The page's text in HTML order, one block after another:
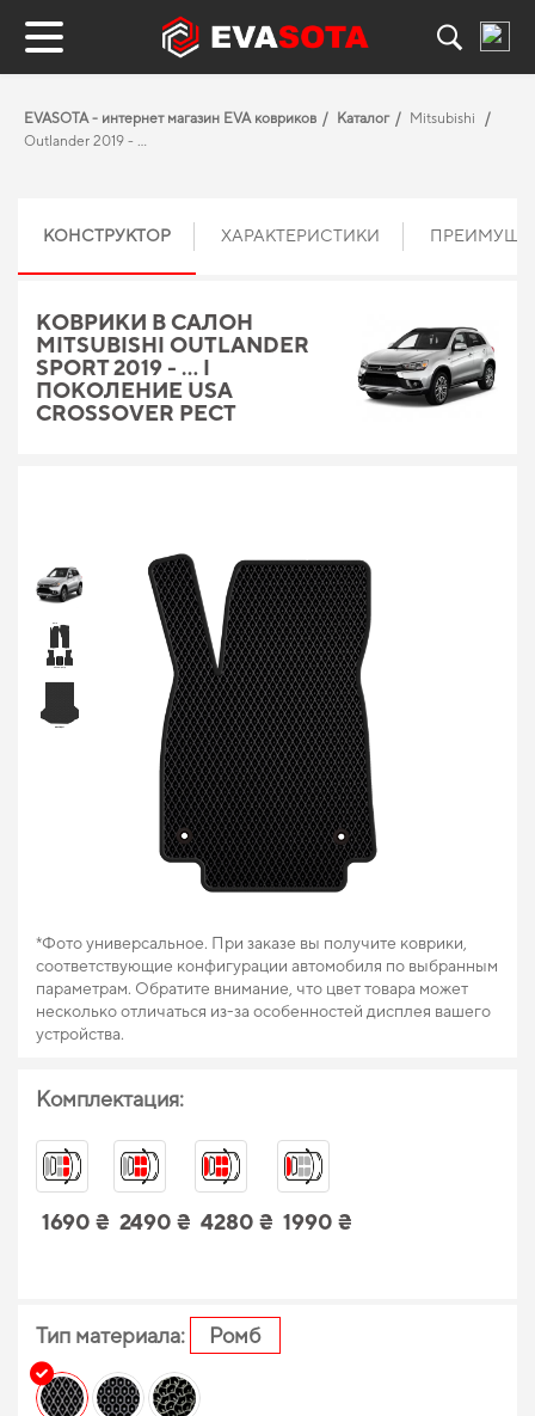
EVASOTA - интернет магазин EVA ковриков Каталог
Mitsubishi
Outlander 2019 - …
КОНСТРУКТОР ХАРАКТЕРИСТИКИ
КОВРИКИ В САЛОН
MITSUBISHI OUTLANDER
SPORT 2019 - … I
ПОКОЛЕНИЕ USA
CROSSOVER РЕСТ
*Фото универсальное. При заказе вы получите коврики,
соответствующие конфигурации автомобиля по выбранным
параметрам. Обратите внимание, что цвет товара может
несколько отличаться из-за особенностей дисплея вашего
устройства.
Комплектация:
1690 ₴ 2490 ₴ 4280 ₴ 1990 ₴
Тип материала: Ромб